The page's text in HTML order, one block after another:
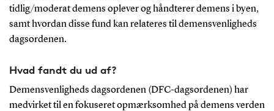
tidlig/moderat demens oplever og håndterer demens i byen,
samt hvordan disse fund kan relateres til demensvenligheds
dagsordenen.
Hvad fandt du ud af?
Demensvenligheds dagsordenen (DFC-dagsordenen) har
medvirket til en fokuseret opmærksomhed på demens verden